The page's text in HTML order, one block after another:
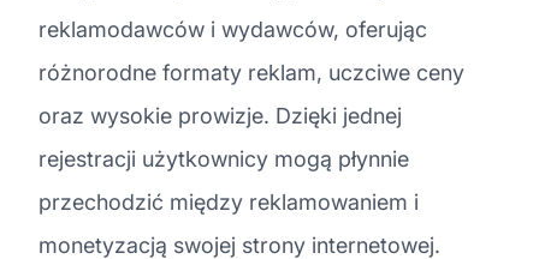
reklamodawców i wydawców, oferując
różnorodne formaty reklam, uczciwe ceny
oraz wysokie prowizje. Dzięki jednej
rejestracji użytkownicy mogą płynnie
przechodzić między reklamowaniem i
monetyzacją swojej strony internetowej.